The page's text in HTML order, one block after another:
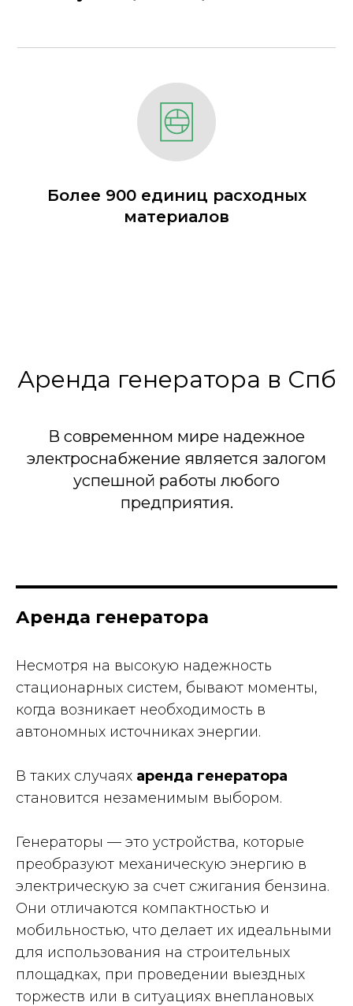
Более 900 единиц расходных
материалов
Аренда генератора в Спб
В современном мире надежное
электроснабжение является залогом
успешной работы любого
предприятия.
Аренда генератора
Несмотря на высокую надежность
стационарных систем, бывают моменты,
когда возникает необходимость в
автономных источниках энергии.
В таких случаях аренда генератора
становится незаменимым выбором.
Генераторы — это устройства, которые
преобразуют механическую энергию в
электрическую за счет сжигания бензина.
Они отличаются компактностью и
мобильностью, что делает их идеальными
для использования на строительных
площадках, при проведении выездных
торжеств или в ситуациях внеплановых